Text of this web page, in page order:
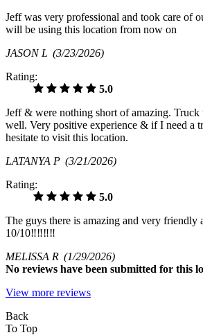
Jeff was very professional and took care of
will be using this location from now on
JASON L (3/23/2026)
Rating:
5.0
Jeff & were nothing short of amazing. Truck
well. Very positive experience & if I need a
hesitate to visit this location.
LATANYA P (3/21/2026)
Rating:
5.0
The guys there is amazing and very friendly
10/10‼️‼️‼️‼️
MELISSA R (1/29/2026)
No reviews have been submitted for this
View more reviews
Back
To Top